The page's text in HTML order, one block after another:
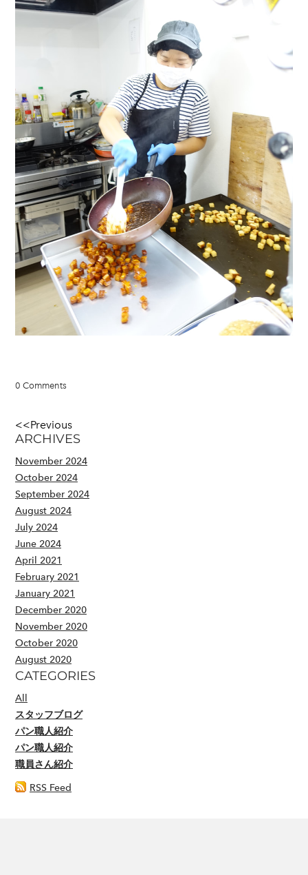
0 Comments
<<Previous
ARCHIVES
November 2024
October 2024
September 2024
August 2024
July 2024
June 2024
April 2021
February 2021
January 2021
December 2020
November 2020
October 2020
August 2020
CATEGORIES
All
スタッフブログ
パン職人紹介
パン職人紹介
職員さん紹介
RSS Feed